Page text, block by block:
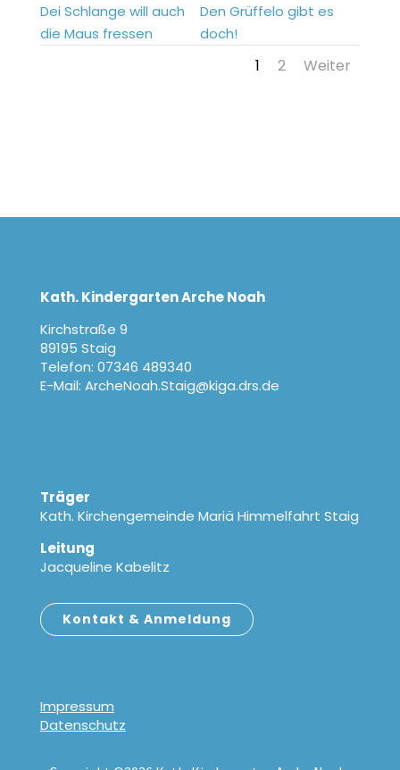
Dei Schlange will auch
die Maus fressen
Den Grüffelo gibt es
doch!
1 2 Weiter
Kath. Kindergarten Arche Noah
Kirchstraße 9
89195 Staig
Telefon: 07346 489340
E-Mail: ArcheNoah.Staig@kiga.drs.de
Träger
Kath. Kirchengemeinde Mariä Himmelfahrt Staig
Leitung
Jacqueline Kabelitz
Kontakt & Anmeldung
Impressum
Datenschutz